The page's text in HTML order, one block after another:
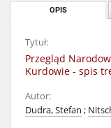
OPIS
Tytuł:
Przegląd
Kurdowie - spis
Autor:
Dudra, Stefan ;